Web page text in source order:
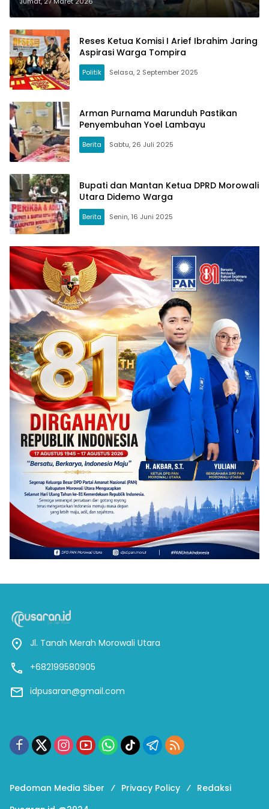
Reses Ketua Komisi I Arief Ibrahim Jaring
Aspirasi Warga Tompira
Politik Selasa, 2 September 2025
Arman Purnama Marunduh Pastikan
Penyembuhan Yoel Lambayu
Berita Sabtu, 26 Juli 2025
Bupati dan Mantan Ketua DPRD Morowali
Utara Didemo Warga
Berita Senin, 16 Juni 2025
Jl. Tanah Merah Morowali Utara
+682199580905
idpusaran@gmail.com
Pedoman Media Siber Privacy Policy
Redaksi